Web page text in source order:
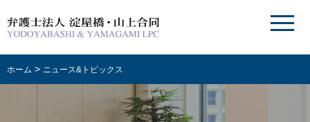
ホーム > ニュース&トピックス